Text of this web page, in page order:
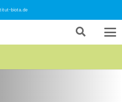
biota.de